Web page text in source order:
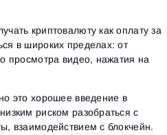
криптовалюту как оплату за
в широких пределах: от
просмотра видео, нажатия на
это хорошее введение в
риском разобраться с
взаимодействием с блокчейн.